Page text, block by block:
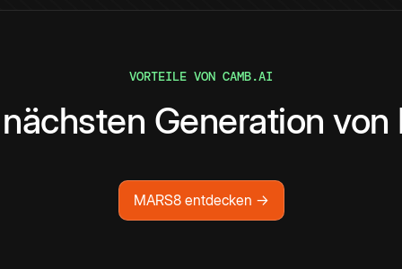
VORTEILE VON CAMB.AI
Generation
MARS8 entdecken →